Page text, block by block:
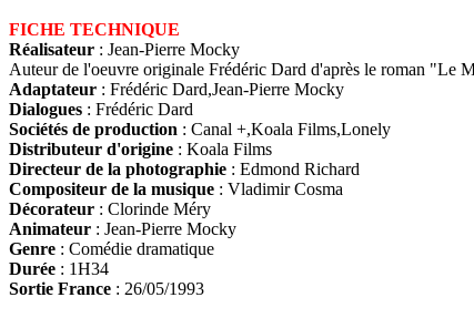
FICHE TECHNIQUE
Réalisateur : Jean-Pierre Mocky
Auteur de l'oeuvre originale Frédéric Dard d'après le roman "Le
Adaptateur : Frédéric Dard,Jean-Pierre Mocky
Dialogues : Frédéric Dard
Sociétés de production : Canal +,Koala Films,Lonely
Distributeur d'origine : Koala Films
Directeur de la photographie : Edmond Richard
Compositeur de la musique : Vladimir Cosma
Décorateur : Clorinde Méry
Animateur : Jean-Pierre Mocky
Genre : Comédie dramatique
Durée : 1H34
Sortie France : 26/05/1993